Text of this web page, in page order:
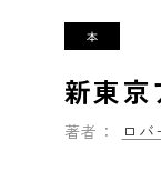
新東京
著者： ロ